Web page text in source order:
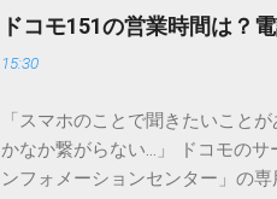
非常に微細かつ独特の粘性を持
刻な負荷 墨汁に含まれる煤の粒
除去することは容易ではありま
質があります。排水管内で墨汁
経過した住宅では配管トラブル
の沈着 陶器やホーロー製のシン
ドコモ151の営業時間は？
15:30
「スマホのことで聞きたいこと
かなか繋がらない…」 ドコモの
ンフォメーションセンター」の